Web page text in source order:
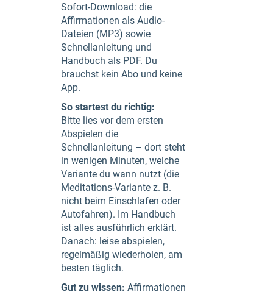
Sofort-Download: die
Affirmationen als Audio-
Dateien (MP3) sowie
Schnellanleitung und
Handbuch als PDF. Du
brauchst kein Abo und keine
App.
So startest du richtig:
Bitte lies vor dem ersten
Abspielen die
Schnellanleitung – dort steht
in wenigen Minuten, welche
Variante du wann nutzt (die
Meditations-Variante z. B.
nicht beim Einschlafen oder
Autofahren). Im Handbuch
ist alles ausführlich erklärt.
Danach: leise abspielen,
regelmäßig wiederholen, am
besten täglich.
Gut zu wissen: Affirmationen